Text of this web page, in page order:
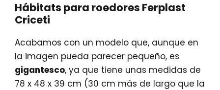
Hábitats para roedores Ferplast
Criceti
Acabamos con un modelo que, aunque en
la imagen pueda parecer pequeño, es
gigantesco, ya que tiene unas medidas de
78 x 48 x 39 cm (30 cm más de largo que la